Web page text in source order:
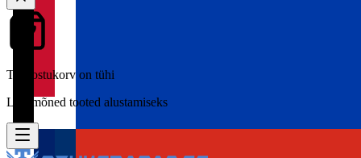
Teie ostukorv on tühi
Lisa mõned tooted alustamiseks